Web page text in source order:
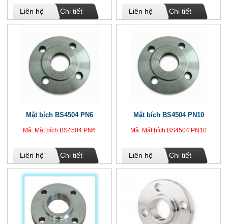
Liên hệ Chi tiết Liên hệ Chi tiết
Mặt bích BS4504 PN6
Mã: Mặt bích BS4504 PN6
Liên hệ Chi tiết
Mặt bích BS4504 PN10
Mã: Mặt bích BS4504 PN10
Liên hệ Chi tiết